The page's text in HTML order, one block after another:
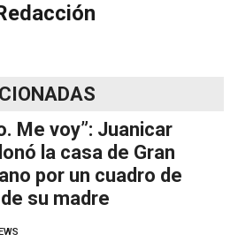
Me voy”: Juanicar
la casa de Gran
por un cuadro de
su madre